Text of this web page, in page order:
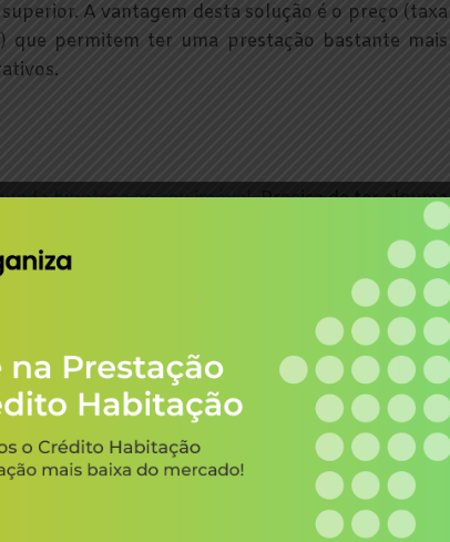
A vantagem desta solução é o preço (taxa
permitem ter uma prestação bastante mais
hipoteca ao seu imóvel. Precisa de ter alguma
dívida e o valor do imóvel para que, depois, seja
tem vindo a ser cada vez mais comum e
. Uma solução que lhe permite financiar as suas
outras finalidades, como por exemplo para
é mais baixo do que o crédito pessoal (mas mais
A desvantagem prende-se com os custos
contar com a Reorganiza para o apoiar na
mercado. Mas antes, ajudamos a que perceba